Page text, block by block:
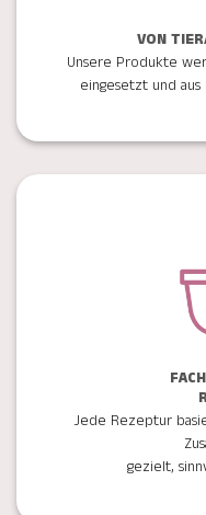
VON
Unsere Produkte
eingesetzt und
Jede Rezeptur
gezielt,